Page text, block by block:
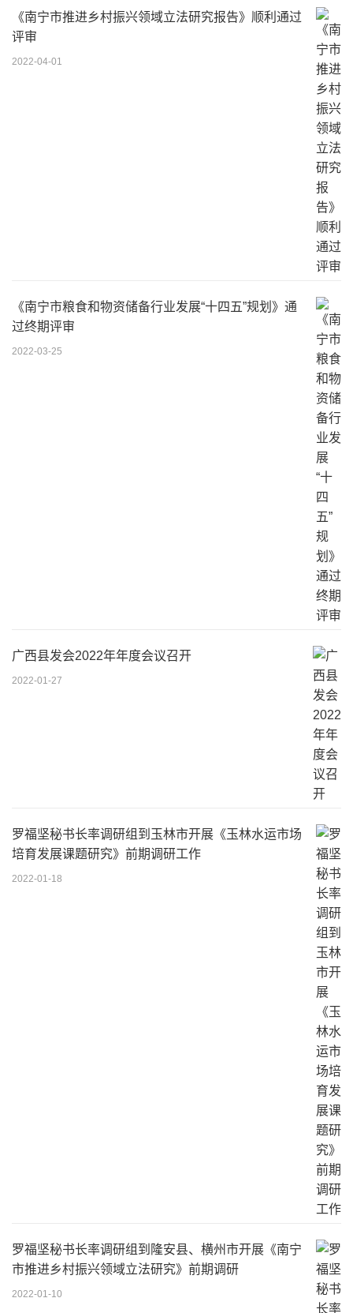
《南宁市推进乡村振兴领域立法研究报告》顺利通过
评审
2022-04-01
《南宁市粮食和物资储备行业发展“十四五”规划》通
过终期评审
2022-03-25
广西县发会2022年年度会议召开
2022-01-27
罗福坚秘书长率调研组到玉林市开展《玉林水运市场
培育发展课题研究》前期调研工作
2022-01-18
罗福坚秘书长率调研组到隆安县、横州市开展《南宁
市推进乡村振兴领域立法研究》前期调研
2022-01-10